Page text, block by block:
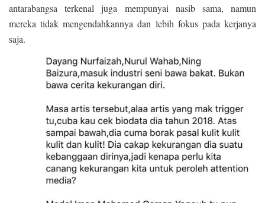
antarabangsa terkenal juga mempunyai nasib sama, namun
mereka tidak mengendahkannya dan lebih fokus pada kerjanya
saja.